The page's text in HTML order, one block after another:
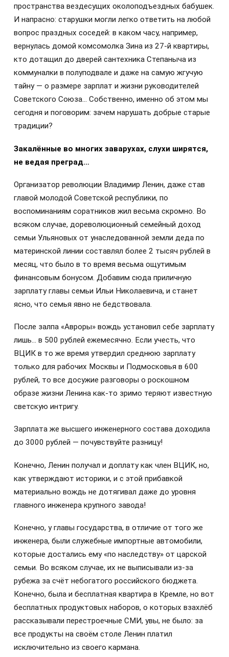
пространства вездесущих околоподъездных бабушек.
И напрасно: старушки могли легко ответить на любой
вопрос праздных соседей: в каком часу, например,
вернулась домой комсомолка Зина из 27-й квартиры,
кто дотащил до дверей сантехника Степаныча из
коммуналки в полуподвале и даже на самую жгучую
тайну — о размере зарплат и жизни руководителей
Советского Союза… Собственно, именно об этом мы
сегодня и поговорим: зачем нарушать добрые старые
традиции?
Закалённые во многих заварухах, слухи ширятся,
не ведая преград…
Организатор революции Владимир Ленин, даже став
главой молодой Советской республики, по
воспоминаниям соратников жил весьма скромно. Во
всяком случае, дореволюционный семейный доход
семьи Ульяновых от унаследованной земли деда по
материнской линии составлял более 2 тысяч рублей в
месяц, что было в то время весьма ощутимым
финансовым бонусом. Добавим сюда приличную
зарплату главы семьи Ильи Николаевича, и станет
ясно, что семья явно не бедствовала.
После залпа «Авроры» вождь установил себе зарплату
лишь… в 500 рублей ежемесячно. Если учесть, что
ВЦИК в то же время утвердил среднюю зарплату
только для рабочих Москвы и Подмосковья в 600
рублей, то все досужие разговоры о роскошном
образе жизни Ленина как-то зримо теряют известную
светскую интригу.
Зарплата же высшего инженерного состава доходила
до 3000 рублей — почувствуйте разницу!
Конечно, Ленин получал и доплату как член ВЦИК, но,
как утверждают историки, и с этой прибавкой
материально вождь не дотягивал даже до уровня
главного инженера крупного завода!
Конечно, у главы государства, в отличие от того же
инженера, были служебные импортные автомобили,
которые достались ему «по наследству» от царской
семьи. Во всяком случае, их не выписывали из-за
рубежа за счёт небогатого российского бюджета.
Конечно, была и бесплатная квартира в Кремле, но вот
бесплатных продуктовых наборов, о которых взахлёб
рассказывали перестроечные СМИ, увы, не было: за
все продукты на своём столе Ленин платил
исключительно из своего кармана.